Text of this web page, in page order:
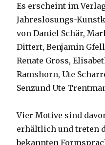
Es erscheint im
Jahreslosungs-
von Daniel Schär,
Dittert, Benjamin
Renate Gross,
Ramshorn, Ute
Senzund Ute
Vier Motive sind
erhältlich und treten
bekannten